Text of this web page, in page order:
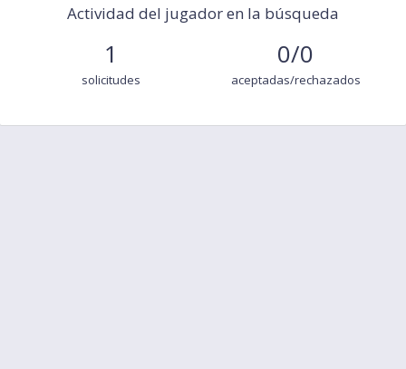
Actividad del jugador en la búsqueda
1
solicitudes
0/0
aceptadas/rechazados